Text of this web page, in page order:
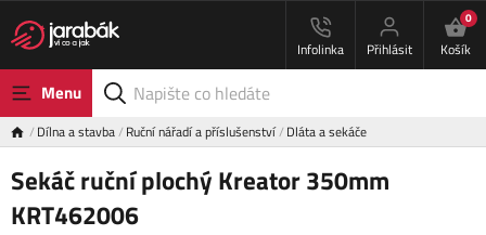
Infolinka Přihlásit
0
Košík
Menu
Dílna a stavba Ruční nářadí a příslušenství Dláta a sekáče
Sekáč ruční plochý Kreator 350mm
KRT462006